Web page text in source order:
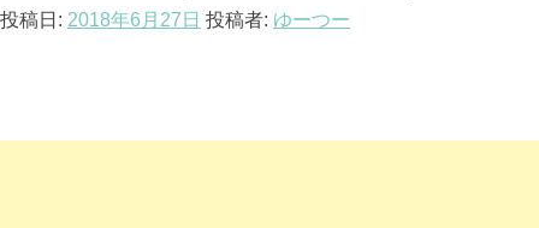
投稿日: 2018年6月27日 投稿者: ゆーつー